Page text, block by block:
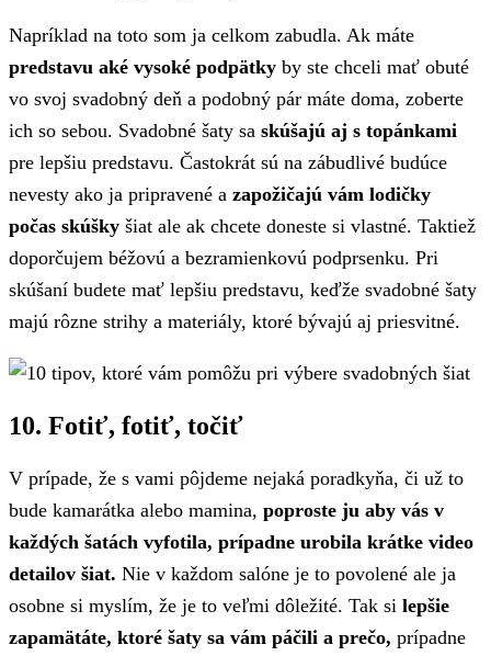
Napríklad na toto som ja celkom zabudla. Ak máte
predstavu aké vysoké podpätky by ste chceli mať obuté
vo svoj svadobný deň a podobný pár máte doma, zoberte
ich so sebou. Svadobné šaty sa skúšajú aj s topánkami
pre lepšiu predstavu. Častokrát sú na zábudlivé budúce
nevesty ako ja pripravené a zapožičajú vám lodičky
počas skúšky šiat ale ak chcete doneste si vlastné. Taktiež
doporčujem béžovú a bezramienkovú podprsenku. Pri
skúšaní budete mať lepšiu predstavu, keďže svadobné šaty
majú rôzne strihy a materiály, ktoré bývajú aj priesvitné.
10. Fotiť, fotiť, točiť
V prípade, že s vami pôjdeme nejaká poradkyňa, či už to
bude kamarátka alebo mamina, poproste ju aby vás v
každých šatách vyfotila, prípadne urobila krátke video
detailov šiat. Nie v každom salóne je to povolené ale ja
osobne si myslím, že je to veľmi dôležité. Tak si lepšie
zapamätáte, ktoré šaty sa vám páčili a prečo, prípadne